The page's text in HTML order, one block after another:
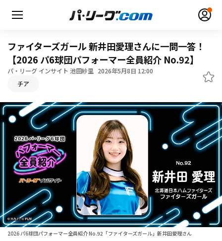
無料アカウント登録
HOME
動画
日程・結果
順位表･成績
1軍公式戦
ファーム東地区
選手名鑑
ファイターズガール 新井田愛理さんに一問一答！
【2026 パ6球団パフォーマー全員紹介 No.92】
パ・リーグ インサイト 池田紗里 2026年5月8日 12:00
チア
2026 パ6球団パフォーマー全員紹介 No.92「ファイターズガール」新井田愛理さん